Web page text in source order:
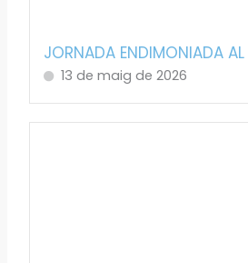
JORNADA ENDIMONIADA AL
13 de maig de 2026